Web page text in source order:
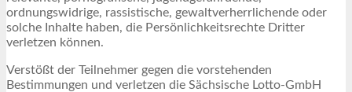
ordnungswidrige, rassistische, gewaltverherrlichende oder
solche Inhalte haben, die Persönlichkeitsrechte Dritter
verletzen können.
Verstößt der Teilnehmer gegen die vorstehenden
Bestimmungen und verletzen die Sächsische Lotto-GmbH